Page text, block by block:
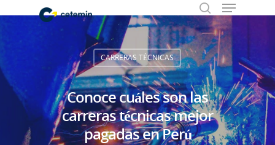
Hit enter to search or ESC to close
CARRERAS TÉCNICAS
Conoce cuáles son las
carreras técnicas mejor
pagadas en Perú